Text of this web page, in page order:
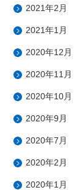
2021年2月
2021年1月
2020年12月
2020年11月
2020年10月
2020年9月
2020年7月
2020年2月
2020年1月